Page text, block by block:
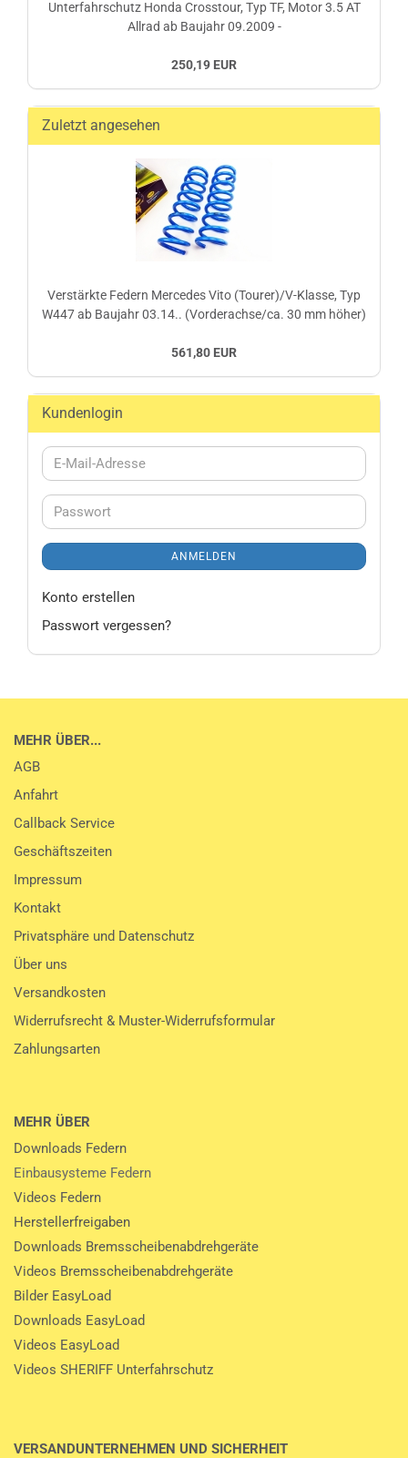
Unterfahrschutz Honda Crosstour, Typ TF, Motor 3.5 AT
Allrad ab Baujahr 09.2009 -
250,19 EUR
Zuletzt angesehen
Verstärkte Federn Mercedes Vito (Tourer)/V-Klasse, Typ
W447 ab Baujahr 03.14.. (Vorderachse/ca. 30 mm höher)
561,80 EUR
Kundenlogin
E-
Mail-
Passwort
ANMELDEN
Konto erstellen
Passwort vergessen?
MEHR ÜBER...
AGB
Anfahrt
Callback Service
Geschäftszeiten
Impressum
Kontakt
Privatsphäre und Datenschutz
Über uns
Versandkosten
Widerrufsrecht & Muster-Widerrufsformular
Zahlungsarten
MEHR ÜBER
Downloads Federn
Einbausysteme Federn
Videos Federn
Herstellerfreigaben
Downloads Bremsscheibenabdrehgeräte
Videos Bremsscheibenabdrehgeräte
Bilder EasyLoad
Downloads EasyLoad
Videos EasyLoad
Videos SHERIFF Unterfahrschutz
VERSANDUNTERNEHMEN UND SICHERHEIT